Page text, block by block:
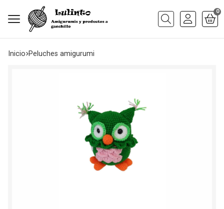
Buscar
0
Inicio peluches amigurumi